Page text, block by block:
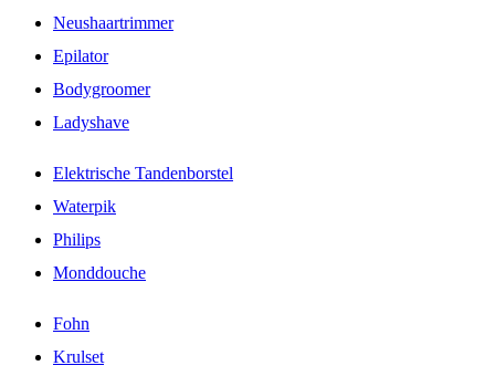
Neushaartrimmer
Epilator
Bodygroomer
Ladyshave
Elektrische Tandenborstel
Waterpik
Philips
Monddouche
Fohn
Krulset